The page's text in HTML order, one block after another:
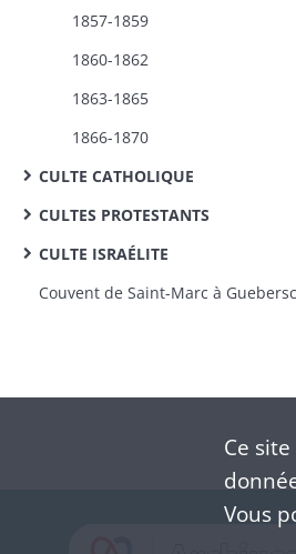
1857-1859
1860-1862
1863-1865
1866-1870
CULTE CATHOLIQUE
CULTES PROTESTANTS
CULTE ISRAÉLITE
Couvent de Saint-Marc à
Ce
Vous